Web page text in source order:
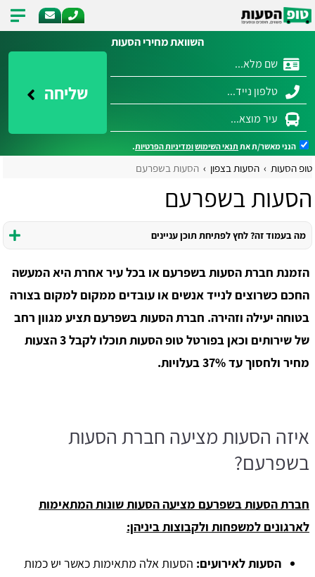
השוואת מחירי הסעות
שליחה
הנני מאשר/ת את תנאי השימושומדיניות הפרטיות.
טופ הסעות הסעות בצפון הסעות בשפרעם
הסעות בשפרעם
מה בעמוד זה? לחץ לפתיחת תוכן עניינים
הזמנת חברת הסעות בשפרעם או בכל עיר אחרת היא המעשה
החכם כשרוצים לנייד אנשים או עובדים ממקום למקום בצורה
בטוחה יעילה וזהירה. חברת הסעות בשפרעם תציע מגוון רחב
של שירותים וכאן בפורטל טופ הסעות תוכלו לקבל 3 הצעות
מחיר ולחסוך עד 37% בעלויות.
איזה הסעות מציעה חברת הסעות
בשפרעם?
חברת הסעות בשפרעם מציעה הסעות שונות המתאימות
לארגונים למשפחות ולקבוצות ביניהן:
הסעות לאירועים: הסעות אלה מתאימות כאשר יש כמות